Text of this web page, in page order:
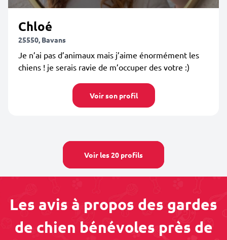
Chloé
25550, Bavans
Je n’ai pas d’animaux mais j’aime énormément les
chiens ! je serais ravie de m’occuper des votre :)
Voir son profil
Voir les 20 profils
Les avis à propos des gardes
de chien bénévoles près de